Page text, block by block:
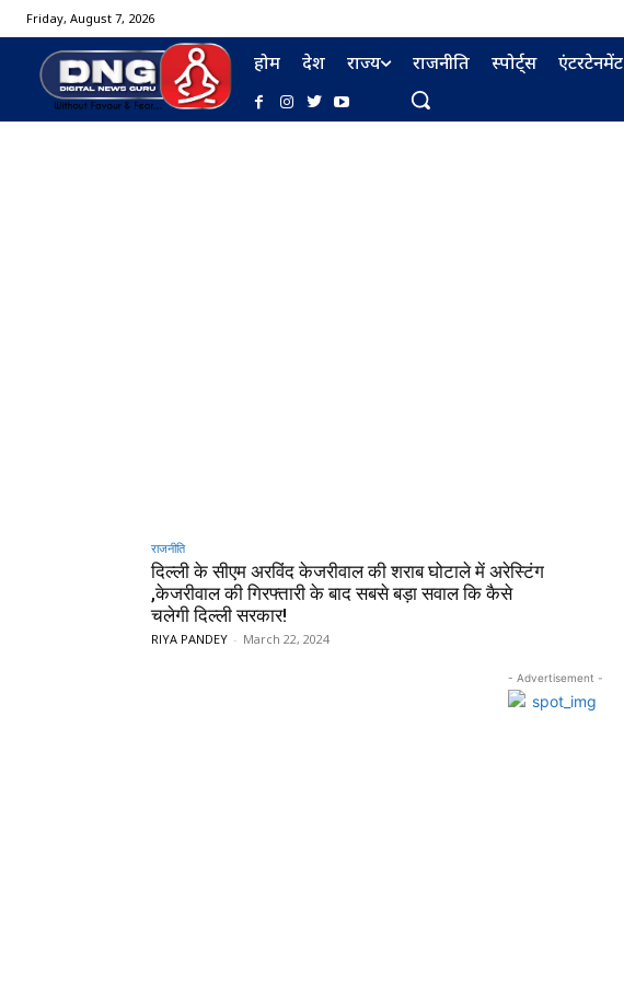
Friday, August 7, 2026
होम देश राज्य राजनीति स्पोर्ट्स एंटरटेनमेंट
राजनीति
दिल्ली के सीएम अरविंद केजरीवाल की शराब घोटाले में अरेस्टिंग
,केजरीवाल की गिरफ्तारी के बाद सबसे बड़ा सवाल कि कैसे
चलेगी दिल्ली सरकार!
RIYA PANDEY - March 22, 2024
- Advertisement -